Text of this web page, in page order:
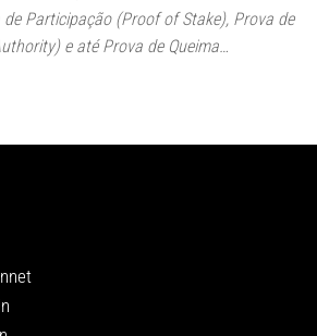
Participação (Proof of Stake), Prova de
e até Prova de Queima…